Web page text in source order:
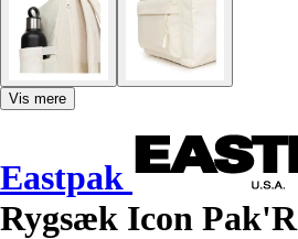
Vis mere
Eastpak
Rygsæk Icon Pak'R